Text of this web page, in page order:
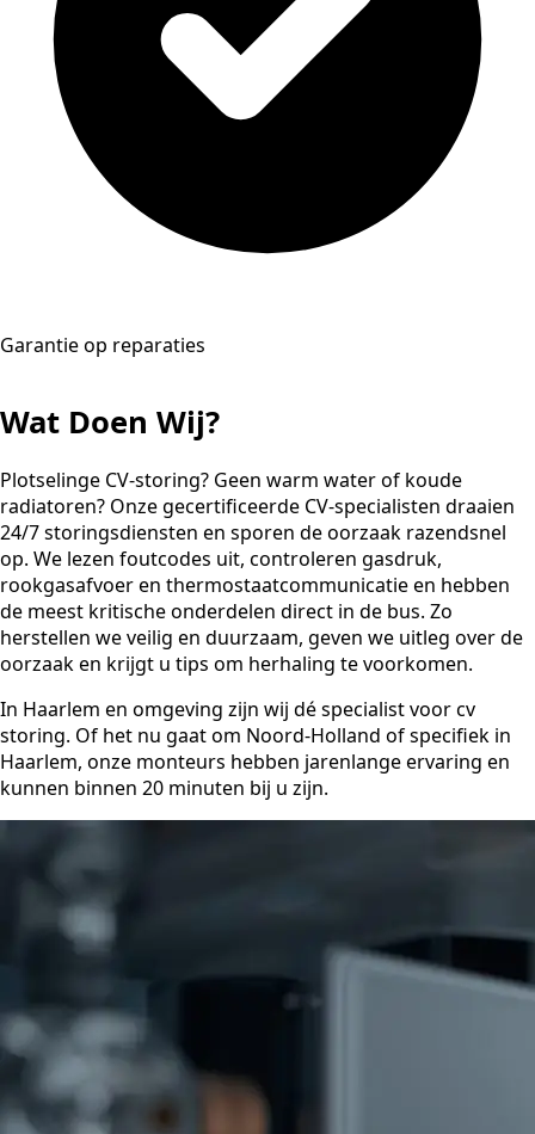
Garantie op reparaties
Wat Doen Wij?
Plotselinge CV-storing? Geen warm water of koude
radiatoren? Onze gecertificeerde CV-specialisten draaien
24/7 storingsdiensten en sporen de oorzaak razendsnel
op. We lezen foutcodes uit, controleren gasdruk,
rookgasafvoer en thermostaatcommunicatie en hebben
de meest kritische onderdelen direct in de bus. Zo
herstellen we veilig en duurzaam, geven we uitleg over de
oorzaak en krijgt u tips om herhaling te voorkomen.
In Haarlem en omgeving zijn wij dé specialist voor cv
storing. Of het nu gaat om Noord-Holland of specifiek in
Haarlem, onze monteurs hebben jarenlange ervaring en
kunnen binnen 20 minuten bij u zijn.